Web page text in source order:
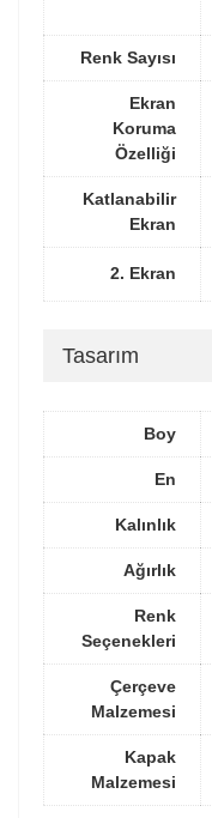
Renk Sayısı
Ekran
Koruma
Özelliği
Katlanabilir
Ekran
2. Ekran
Tasarım
Boy
En
Kalınlık
Ağırlık
Renk
Seçenekleri
Çerçeve
Malzemesi
Kapak
Malzemesi